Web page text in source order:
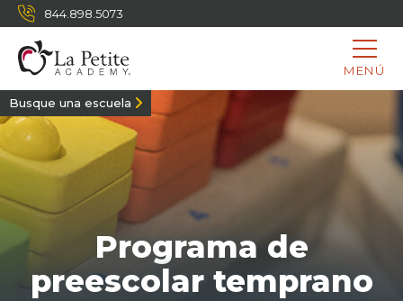
844.898.5073
MENÚ
Busque una escuela
Programa de
preescolar temprano